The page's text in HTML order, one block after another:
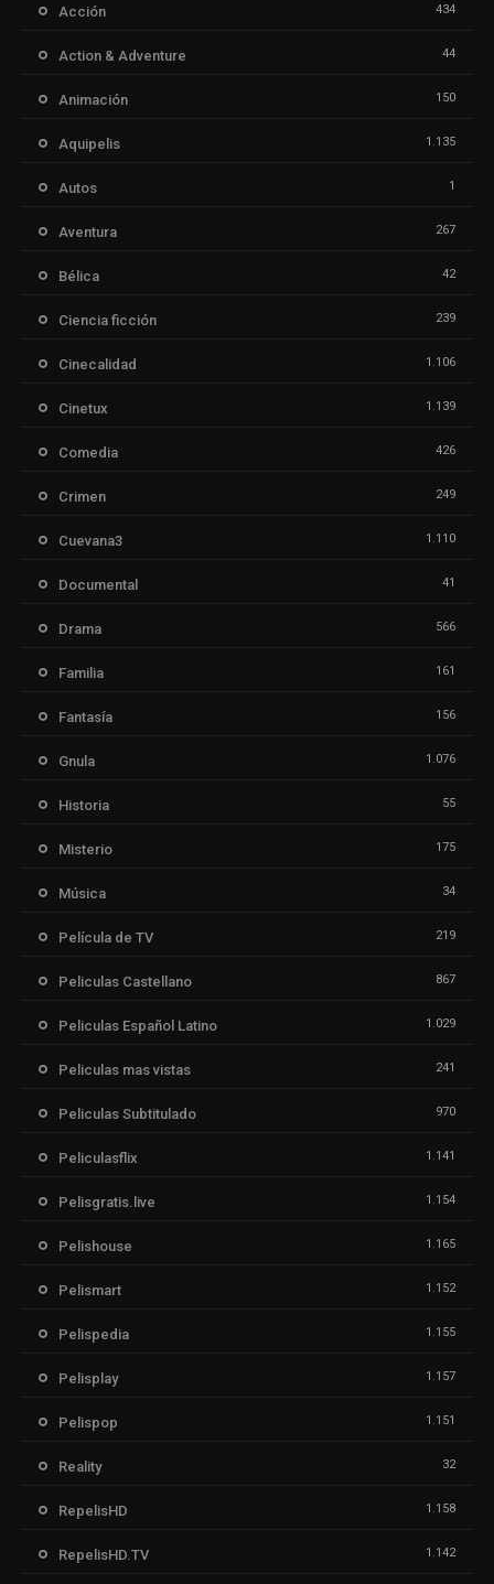
Acción 434
Action & Adventure 44
Animación 150
Aquipelis 1.135
Autos 1
Aventura 267
Bélica 42
Ciencia ficción 239
Cinecalidad 1.106
Cinetux 1.139
Comedia 426
Crimen 249
Cuevana3 1.110
Documental 41
Drama 566
Familia 161
Fantasía 156
Gnula 1.076
Historia 55
Misterio 175
Música 34
Película de TV 219
Peliculas Castellano 867
Peliculas Español Latino 1.029
Peliculas mas vistas 241
Peliculas Subtitulado 970
Peliculasflix 1.141
Pelisgratis.live 1.154
Pelishouse 1.165
Pelismart 1.152
Pelispedia 1.155
Pelisplay 1.157
Pelispop 1.151
Reality 32
RepelisHD 1.158
RepelisHD.TV 1.142